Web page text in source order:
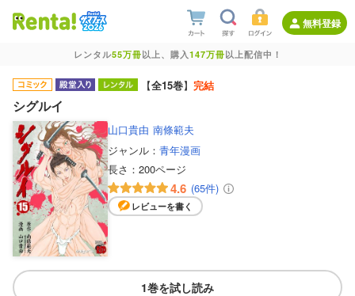
無料登録
レンタル55万冊以上、購入147万冊以上配信中！
【全15巻】 完結
シグルイ
山口貴由 南條範夫
ジャンル： 青年漫画
長さ： 200ページ
4.6 (65件)
レビューを書く
1巻を試し読み